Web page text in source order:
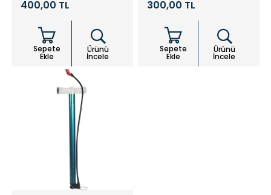
400,00 TL
Sepete
Ekle
Ürünü
İncele
300,00 TL
Sepete
Ekle
Ürünü
İncele